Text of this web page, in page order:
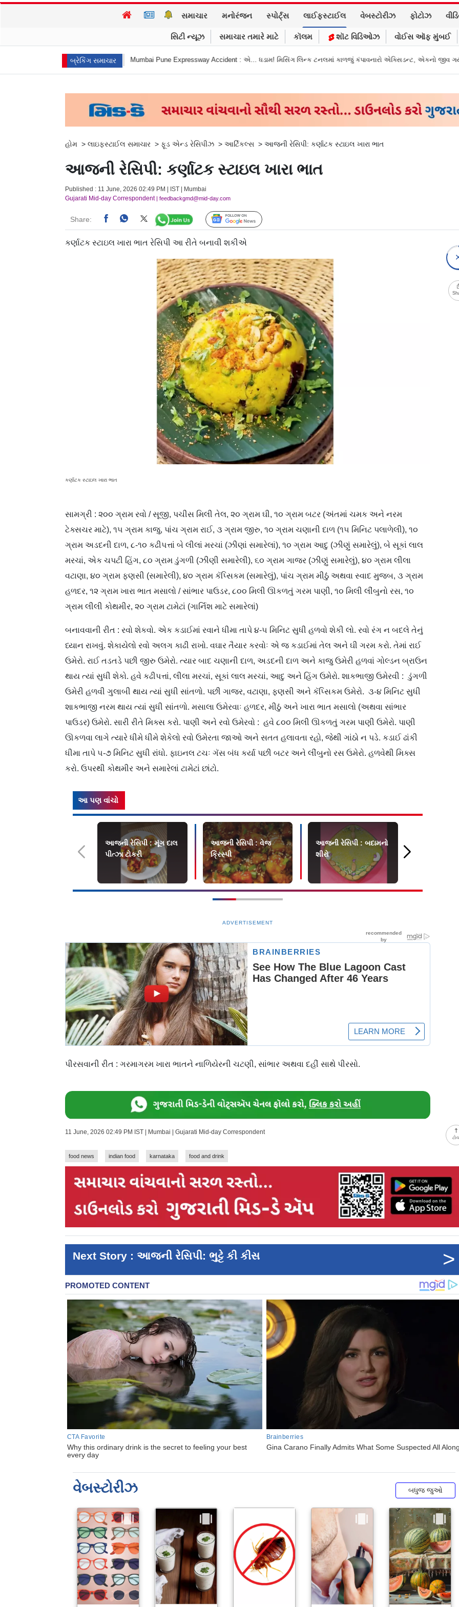
સમાચાર મનોરંજન સ્પોર્ટ્સ લાઈફસ્ટાઈલ વેબસ્ટોરીઝ ફોટોઝ
સિટી ન્યૂઝ સમાચાર તમારે માટે કૉલમ શૉટ વિડિઓઝ વોઈસ ઑફ મુંબઈ
બ્રેકિંગ સમાચાર
Mumbai Pune Expressway Accident : એ... ધડામ! મિસિંગ લિન્ક ટનલમાં કાળજું કંપાવનારો એક્સિડન્ટ, એકનો જીવ ગયો Gujarat News:
હોમ > લાઇફસ્ટાઈલ સમાચાર > ફૂડ એન્ડ રેસિપીઝ > આર્ટિકલ્સ > આજની રેસિપી: કર્ણાટક સ્ટાઇલ ખારા ભાત
આજની રેસિપી: કર્ણાટક સ્ટાઇલ ખારા ભાત
Published : 11 June, 2026 02:49 PM | IST | Mumbai
Gujarati Mid-day Correspondent| feedbackgmd@mid-day.com
Share: Follow Us
કર્ણાટક સ્ટાઇલ ખારા ભાત રેસિપી આ રીતે બનાવી શકીએ
કર્ણાટક સ્ટાઇલ ખારા ભાત
સામગ્રી : ૨૦૦ ગ્રામ રવો / સૂજી, પચીસ મિલી તેલ, ૨૦ ગ્રામ ઘી, ૧૦ ગ્રામ બટર (અંતમાં ચમક અને નરમ
ટેક્સચર માટે), ૧૫ ગ્રામ કાજુ, પાંચ ગ્રામ રાઈ, ૩ ગ્રામ જીરુ, ૧૦ ગ્રામ ચણાની દાળ (૧૫ મિનિટ પલાળેલી), ૧૦
ગ્રામ અડદની દાળ, ૮-૧૦ કઢીપત્તાં બે લીલાં મરચાં (ઝીણાં સમારેલાં), ૧૦ ગ્રામ આદુ (ઝીણું સમારેલું), બે સૂકાં લાલ
મરચાં, એક ચપટી હિંગ, ૮૦ ગ્રામ ડુંગળી (ઝીણી સમારેલી), ૬૦ ગ્રામ ગાજર (ઝીણું સમારેલું), ૪૦ ગ્રામ લીલા
વટાણા, ૪૦ ગ્રામ ફણસી (સમારેલી), ૪૦ ગ્રામ કૅપ્સિકમ (સમારેલું), પાંચ ગ્રામ મીઠું અથવા સ્વાદ મુજબ, ૩ ગ્રામ
હળદર, ૧૨ ગ્રામ ખારા ભાત મસાલો / સાંભાર પાઉડર, ૮૦૦ મિલી ઊકળતું ગરમ પાણી, ૧૦ મિલી લીંબુનો રસ, ૧૦
ગ્રામ લીલી કોથમીર, ૨૦ ગ્રામ ટામેટાં (ગાર્નિશ માટે સમારેલાં)
બનાવવાની રીત : રવો શેકવો. એક કડાઈમાં રવાને ધીમા તાપે ૪-૫ મિનિટ સુધી હળવો શેકી લો. રવો રંગ ન બદલે તેનું
ધ્યાન રાખવું. શેકાયેલો રવો અલગ કાઢી રાખો. વઘાર તૈયાર કરવોઃ એ જ કડાઈમાં તેલ અને ઘી ગરમ કરો. તેમાં રાઈ
ઉમેરો. રાઈ તડતડે પછી જીરુ ઉમેરો. ત્યાર બાદ ચણાની દાળ, અડદની દાળ અને કાજુ ઉમેરી હળવાં ગોલ્ડન બ્રાઉન
થાય ત્યાં સુધી શેકો. હવે કઢીપત્તાં, લીલા મરચાં, સૂકાં લાલ મરચાં, આદુ અને હિંગ ઉમેરો. શાકભાજી ઉમેરવી : ડુંગળી
ઉમેરી હળવી ગુલાબી થાય ત્યાં સુધી સાંતળો. પછી ગાજર, વટાણા, ફણસી અને કૅપ્સિકમ ઉમેરો. ૩-૪ મિનિટ સુધી
શાકભાજી નરમ થાય ત્યાં સુધી સાંતળો. મસાલા ઉમેરવાઃ હળદર, મીઠું અને ખારા ભાત મસાલો (અથવા સાંભાર
પાઉડર) ઉમેરો. સારી રીતે મિક્સ કરો. પાણી અને રવો ઉમેરવો : હવે ૮૦૦ મિલી ઊકળતું ગરમ પાણી ઉમેરો. પાણી
ઊકળવા લાગે ત્યારે ધીમે ધીમે શેકેલો રવો ઉમેરતા જાઓ અને સતત હલાવતા રહો, જેથી ગાંઠો ન પડે. કડાઈ ઢાંકી
ધીમા તાપે ૫-૭ મિનિટ સુધી રાંધો. ફાઇનલ ટચઃ ગૅસ બંધ કર્યા પછી બટર અને લીંબુનો રસ ઉમેરો. હળવેથી મિક્સ
કરો. ઉપરથી કોથમીર અને સમારેલાં ટામેટાં છાંટો.
આ પણ વાંચો
આજની રેસિપી : મૂંગ દાલ
પીત્ઝા ટોકરી
આજની રેસિપી : વેજ
ક્રિસ્પી
આજની રેસિપી : બદામનો
શીરો
ADVERTISEMENT
પીરસવાની રીત : ગરમાગરમ ખારા ભાતને નાળિયેરની ચટણી, સાંભાર અથવા દહીં સાથે પીરસો.
11 June, 2026 02:49 PM IST | Mumbai | Gujarati Mid-day Correspondent
food news indian food karnataka food and drink
Next Story : આજની રેસિપી: ભુટ્ટે કી કીસ >
વેબસ્ટોરીઝ બધુજ જુઓ